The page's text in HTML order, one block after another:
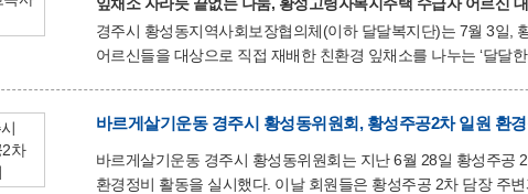
7월24일(금)까지 방문 접수로 진행되며, 모
경주시 황성동지역사회보장협의체(이하 달달복지단)는 7월 3일,
어르신들을 대상으로 직접 재배한 친환경 잎채소를 나누는 ‘달달한 나눔장터’를 개최
‘고독사 예방’을 위해 “이웃은 이웃이 돌본다”는 취지로 기획되
가져가는 과정에서 자연스럽게 이웃끼리 마주 보고 인사를 나누
김추환 민간위원장은 “텃밭의 잎채소가 무럭
바르게살기운동 경주시 황성동위원회, 황성주공2차 일원 환
바르게살기운동 경주시 황성동위원회는 지난 6월 28일 황성주공
환경정비 활동을 실시했다. 이날 회원들은 황성주공 2차 담장 주변과 인근 상가 밀집지역을 중심으로 방치된